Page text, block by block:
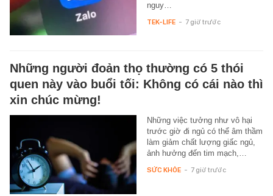
nguy…
TEK-LIFE - 7 giờ trước
Những người đoản thọ thường có 5 thói
quen này vào buổi tối: Không có cái nào thì
xin chúc mừng!
Những việc tưởng như vô hại
trước giờ đi ngủ có thể âm thầm
làm giảm chất lượng giấc ngủ,
ảnh hưởng đến tim mạch,…
SỨC KHỎE - 7 giờ trước